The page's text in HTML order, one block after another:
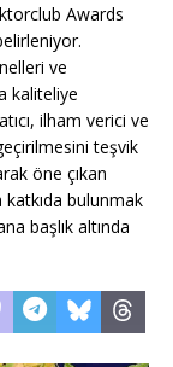
Awards
ve
kaliteliye
ilham verici ve
teşvik
öne çıkan
bulunmak
başlık altında